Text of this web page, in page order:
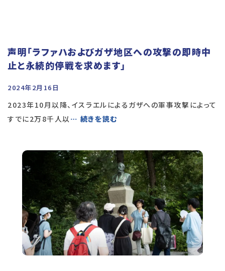
声明「ラファハおよびガザ地区への攻撃の即時中
止と永続的停戦を求めます」
2024年2月16日
2023年10月以降、イスラエルによるガザへの軍事攻撃によって
すでに2万8千人以 … 続きを読む